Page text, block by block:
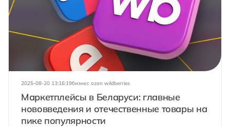
2025-08-20 13:16:19бизнес ozon wildberries
Маркетплейсы в Беларуси: главные
нововведения и отечественные товары на
пике популярности